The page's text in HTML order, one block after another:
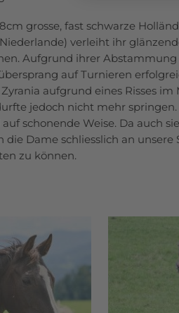
grosse, fast schwarze
verleiht ihr
Aufgrund ihrer
auf Turnieren
aufgrund eines Risses
jedoch nicht mehr
schonende Weise. Da auch
die Dame schliesslich an
zu können.